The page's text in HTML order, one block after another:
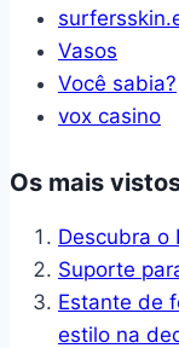
Vasos
Você sabia?
vox casino
Os mais
Descubra o
Suporte
Estante de
estilo na